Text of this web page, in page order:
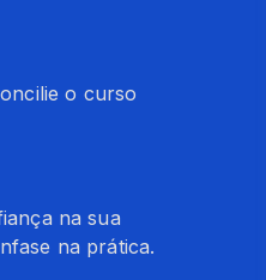
o curso
na sua
na prática.